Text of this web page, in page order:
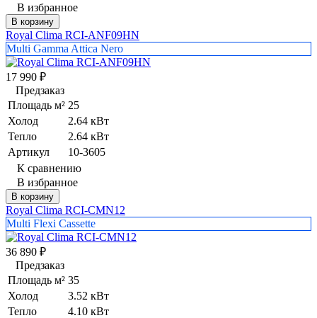
В избранное
В корзину
Royal Clima RCI-ANF09HN
Multi Gamma Attica Nero
17 990 ₽
Предзаказ
Площадь м² 25
Холод
2.64 кВт
Тепло
2.64 кВт
Артикул
10-3605
К сравнению
В избранное
В корзину
Royal Clima RCI-CMN12
Multi Flexi Cassette
36 890 ₽
Предзаказ
Площадь м² 35
Холод
3.52 кВт
Тепло
4.10 кВт